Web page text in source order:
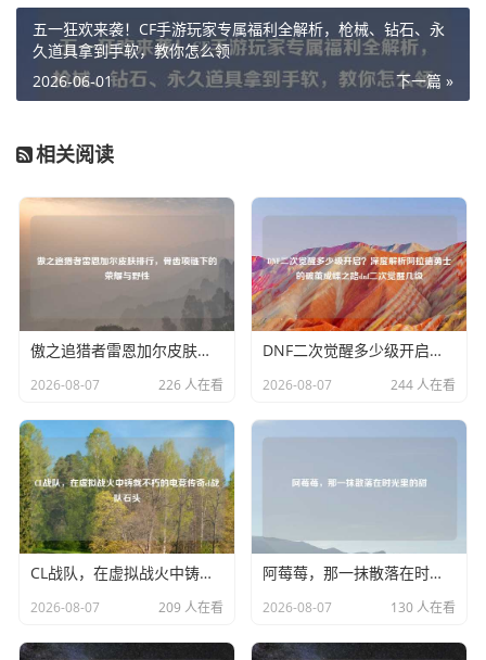
五一狂欢来袭！CF手游玩家专属福利全解析，枪械、钻石、永
久道具拿到手软，教你怎么领
下一篇 »
2026-06-01
相关阅读
傲之追猎者雷恩加尔皮肤排行，骨齿项链下的荣耀与野性
2026-08-07 226 人在看
DNF二次觉醒多少级开启？深度解析阿拉德勇士的破茧成蝶之路dnf二次觉醒几级
2026-08-07 244 人在看
CL战队，在虚拟战火中铸就不朽的电竞传奇cl战队石头
2026-08-07 209 人在看
阿莓莓，那一抹散落在时光里的甜
2026-08-07 130 人在看